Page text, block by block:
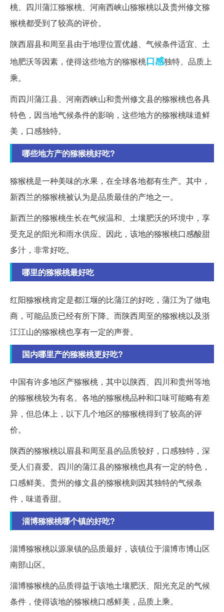
桃、四川蒲江猕猴桃、河南西峡山猕猴桃以及贵州修文猕
猴桃都受到了较高的评价。
陕西眉县和周至县由于地理位置优越、气候条件适宜、土
地肥沃等因素，使得这些地方的猕猴桃口感独特、品质上
乘。
而四川蒲江县、河南西峡山和贵州修文县的猕猴桃也各具
特色，因当地气候条件的影响，这些地方的猕猴桃味道鲜
美，口感独特。
哪些地方产的猕猴桃好吃?
猕猴桃是一种美味的水果，在全球各地都有生产。其中，
新西兰的猕猴桃被认为是品质最佳的产地之一。
新西兰的猕猴桃生长在气候温和、土壤肥沃的环境中，享
受充足的阳光和雨水供应。因此，该地的猕猴桃口感酸甜
多汁，非常好吃。
哪里的猕猴桃最好吃
红阳猕猴桃肯定是都江堰的比蒲江的好吃，蒲江为了做电
商，可能品质已经有所下降。而陕西周至的猕猴桃以及浙
江江山的猕猴桃也享有一定的声誉。
国内哪里产的猕猴桃更好吃?
中国有许多地区产猕猴桃，其中以陕西、四川和贵州等地
的猕猴桃较为有名。各地的猕猴桃品种和口味可能略有差
异，但总体上，以下几个地区的猕猴桃得到了较高的评
价。
陕西的猕猴桃以眉县和周至县的品质较好，口感独特，深
受人们喜爱。四川的蒲江县的猕猴桃也具有一定的特色，
口感鲜美。贵州的修文县的猕猴桃则因其独特的气候条
件，味道香甜。
淄博猕猴桃哪个镇的好吃?
淄博猕猴桃以源泉镇的品质最好，该镇位于淄博市博山区
南部山区。
淄博猕猴桃的品质得益于该地土壤肥沃、阳光充足的气候
条件，使得该地的猕猴桃口感鲜美，品质上乘。